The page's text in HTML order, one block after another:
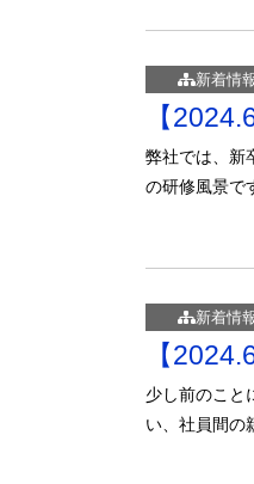
新着情
【
弊社では、新
の研修風景で
新着情
【
少し前のこと
い、社員間の